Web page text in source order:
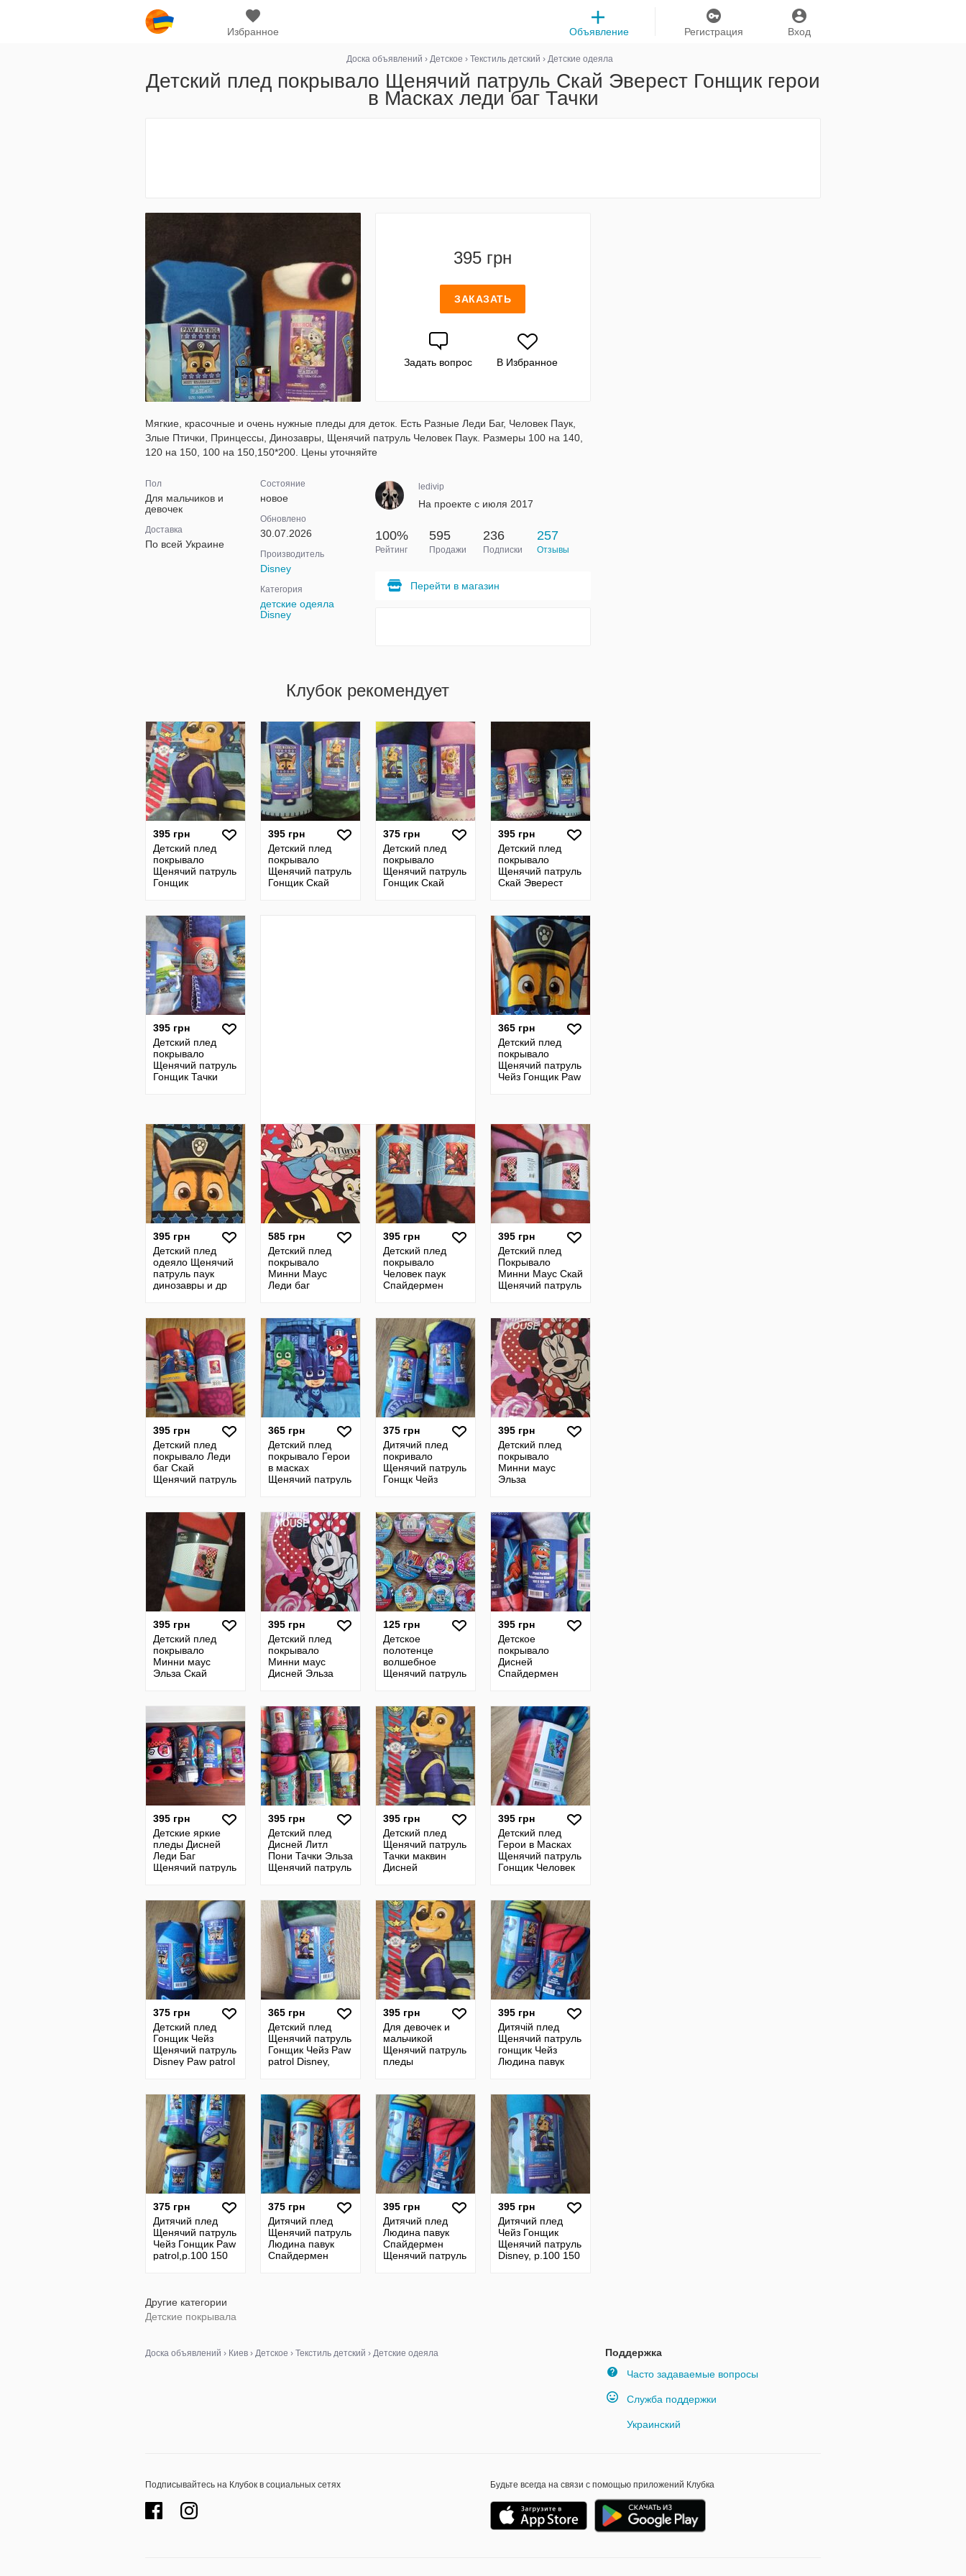
Избранное Вход
Регистрация
Объявление
Доска объявлений › Детское › Текстиль детский › Детские одеяла
Детский плед покрывало Щенячий патруль Скай Эверест Гонщик герои
в Масках леди баг Тачки
395 грн
ЗАКАЗАТЬ
Задать вопрос В Избранное
Мягкие, красочные и очень нужные пледы для деток. Есть Разные Леди Баг, Человек Паук,
Злые Птички, Принцессы, Динозавры, Щенячий патруль Человек Паук. Размеры 100 на 140,
120 на 150, 100 на 150,150*200. Цены уточняйте
Пол
Для мальчиков и
девочек
Доставка
По всей Украине
Состояние
новое
Обновлено
30.07.2026
Производитель
Disney
Категория
детские одеяла
Disney
ledivip
На проекте с июля 2017
100%
Рейтинг
595
Продажи
236
Подписки
257
Отзывы
Перейти в магазин
Клубок рекомендует
395 грн
Детский плед
покрывало
Щенячий патруль
Гонщик
395 грн
Детский плед
покрывало
Щенячий патруль
Гонщик Скай
375 грн
Детский плед
покрывало
Щенячий патруль
Гонщик Скай
395 грн
Детский плед
покрывало
Щенячий патруль
Скай Эверест
395 грн
Детский плед
покрывало
Щенячий патруль
Гонщик Тачки
365 грн
Детский плед
покрывало
Щенячий патруль
Чейз Гонщик Paw
395 грн
Детский плед
одеяло Щенячий
патруль паук
динозавры и др
585 грн
Детский плед
покрывало
Минни Маус
Леди баг
Скай Эверест
395 грн
Детский плед
покрывало
Человек паук
Спайдермен
395 грн
Детский плед
Покрывало
Минни Маус Скай
Щенячий патруль
395 грн
Детский плед
покрывало Леди
баг Скай
Щенячий патруль
365 грн
Детский плед
покрывало Герои
в масках
Щенячий патруль
375 грн
Дитячий плед
покривало
Щенячий патруль
Гонщк Чейз
395 грн
Детский плед
покрывало
Минни маус
Эльза
395 грн
Детский плед
покрывало
Минни маус
Эльза Скай
395 грн
Детский плед
покрывало
Минни маус
Дисней Эльза
125 грн
Детское
полотенце
волшебное
Щенячий патруль
Дисней Тролли
История игрушек
Бетме
395 грн
Детское
покрывало
Дисней
Спайдермен
Щенячий патруль
Злые птички Дино
395 грн
Детские яркие
пледы Дисней
Леди Баг
Щенячий патруль
395 грн
Детский плед
Дисней Литл
Пони Тачки Эльза
Щенячий патруль
395 грн
Детский плед
Щенячий патруль
Тачки маквин
Дисней
395 грн
Детский плед
Герои в Масках
Щенячий патруль
Гонщик Человек
375 грн
Детский плед
Гонщик Чейз
Щенячий патруль
Disney Paw patrol
365 грн
Детский плед
Щенячий патруль
Гонщик Чейз Paw
patrol Disney,
395 грн
Для девочек и
мальчикой
Щенячий патруль
пледы
395 грн
Дитячій плед
Щенячий патруль
гонщик Чейз
Людина павук
375 грн
Дитячий плед
Щенячий патруль
Чейз Гонщик Paw
patrol,р.100 150
375 грн
Дитячий плед
Щенячий патруль
Людина павук
Спайдермен
395 грн
Дитячий плед
Людина павук
Спайдермен
Щенячий патруль
395 грн
Дитячий плед
Чейз Гонщик
Щенячий патруль
Disney, р.100 150
Другие категории
Детские покрывала
Поддержка
Часто задаваемые вопросы
Служба поддержки
Украинский
Доска объявлений › Киев › Детское › Текстиль детский › Детские одеяла
Подписывайтесь на Клубок в социальных сетях Будьте всегда на связи с помощью приложений Клубка